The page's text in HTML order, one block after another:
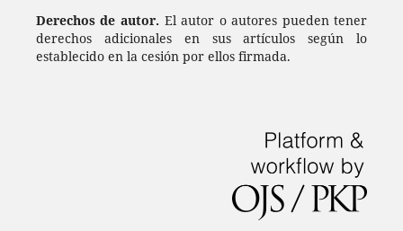
Derechos de autor. El autor o autores pueden tener
derechos adicionales en sus artículos según lo
establecido en la cesión por ellos firmada.